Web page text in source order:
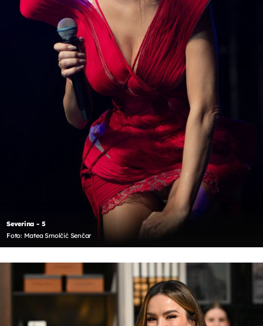
Severina - 5
Foto: Matea Smolčić Senčar